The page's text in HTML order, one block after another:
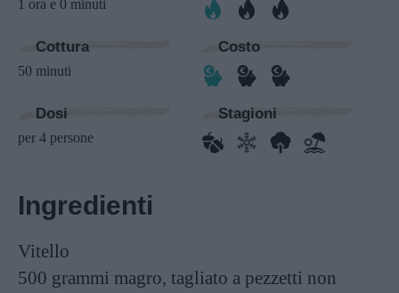
1 ora e 0 minuti
Cottura
50 minuti
Costo
Dosi
per 4 persone
Stagioni
Ingredienti
Vitello
500 grammi magro, tagliato a pezzetti non